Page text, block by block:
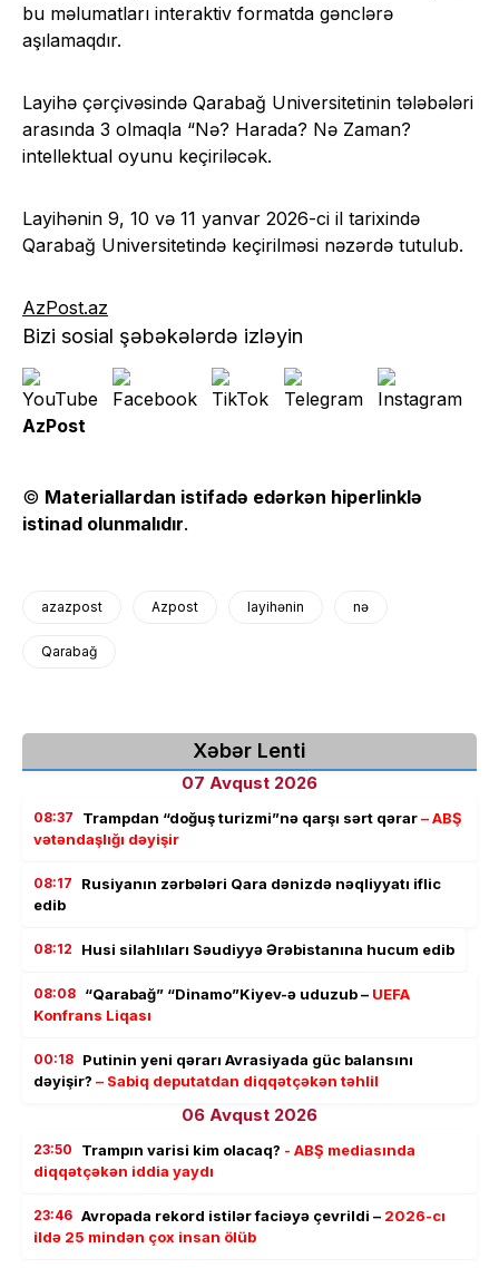
bu məlumatları interaktiv formatda gənclərə
aşılamaqdır.
Layihə çərçivəsində Qarabağ Universitetinin tələbələri
arasında 3 olmaqla “Nə? Harada? Nə Zaman?
intellektual oyunu keçiriləcək.
Layihənin 9, 10 və 11 yanvar 2026-ci il tarixində
Qarabağ Universitetində keçirilməsi nəzərdə tutulub.
AzPost.az
Bizi sosial şəbəkələrdə izləyin
AzPost
© Materiallardan istifadə edərkən hiperlinklə
istinad olunmalıdır.
azazpost Azpost layihənin nə
Qarabağ
Xəbər Lenti
07 Avqust 2026
08:37 Trampdan “doğuş turizmi”nə qarşı sərt qərar– ABŞ
vətəndaşlığı dəyişir
08:17
Rusiyanın zərbələri Qara dənizdə nəqliyyatı iflic
edib
08:12 Husi silahlıları Səudiyyə Ərəbistanına hucum edib
08:08 “Qarabağ” “Dinamo”Kiyev-ə uduzub – UEFA
Konfrans Liqası
00:18 Putinin yeni qərarı Avrasiyada güc balansını
dəyişir? – Sabiq deputatdan diqqətçəkən təhlil
06 Avqust 2026
23:50 Trampın varisi kim olacaq? - ABŞ mediasında
diqqətçəkən iddia yaydı
23:46 Avropada rekord istilər faciəyə çevrildi – 2026-cı
ildə 25 mindən çox insan ölüb